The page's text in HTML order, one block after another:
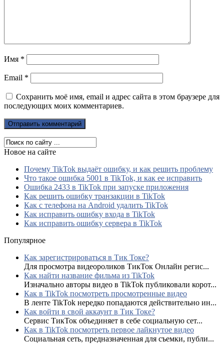
Имя *
Email *
Сохранить моё имя, email и адрес сайта в этом браузере для
последующих моих комментариев.
Новое на сайте
Почему TikTok выдаёт ошибку, и как решить проблему
Что такое ошибка 5001 в TikTok, и как ее исправить
Ошибка 2433 в TikTok при запуске приложения
Как решить ошибку транзакции в TikTok
Как с телефона на Android удалить TikTok
Как исправить ошибку входа в TikTok
Как исправить ошибку сервера в TikTok
Популярное
Как зарегистрироваться в Тик Токе?
Для просмотра видеороликов ТикТок Онлайн регис...
Как найти название фильма из TikTok
Изначально авторы видео в TikTok публиковали корот...
Как в TikTok посмотреть просмотренные видео
В ленте TikTok нередко попадаются действительно ин...
Как войти в свой аккаунт в Тик Токе?
Сервис ТикТок объединяет в себе социальную сет...
Как в TikTok посмотреть первое лайкнутое видео
Социальная сеть, предназначенная для съемки, публи...